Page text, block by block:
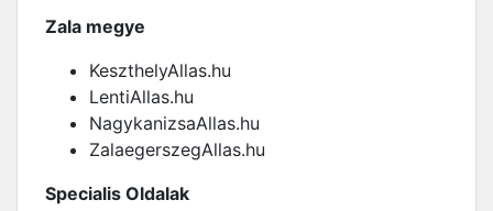
Zala megye
KeszthelyAllas.hu
LentiAllas.hu
NagykanizsaAllas.hu
ZalaegerszegAllas.hu
Specialis Oldalak